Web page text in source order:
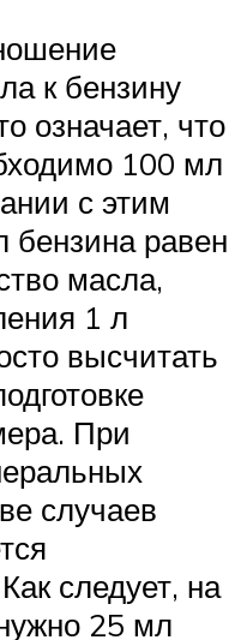
к бензину
означает, что
100 мл
с этим
бензина равен
масла,
1 л
высчитать
При
случаев
следует, на
25 мл